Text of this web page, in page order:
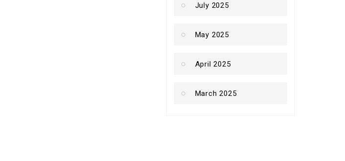
July 2025
May 2025
April 2025
March 2025